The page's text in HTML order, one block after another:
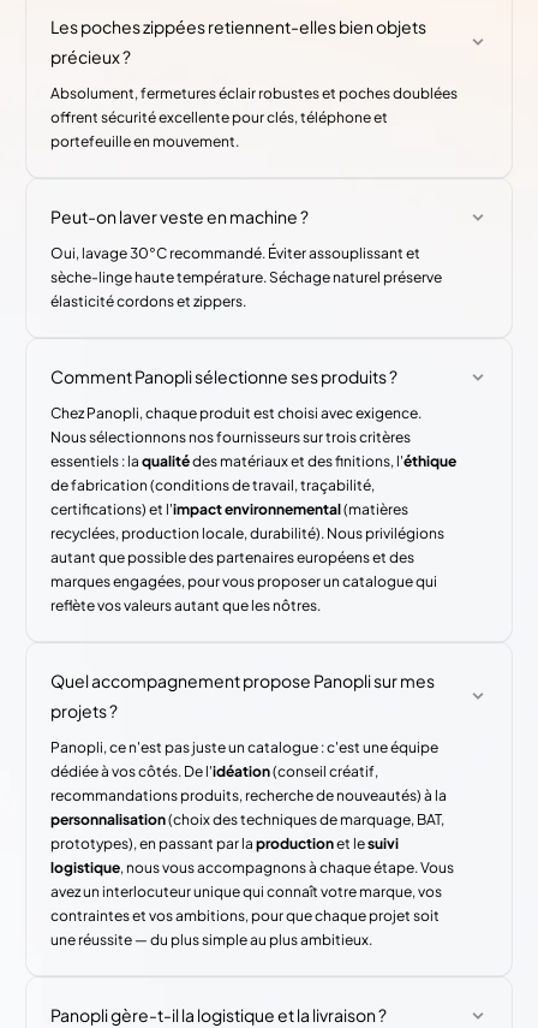
Les poches zippées retiennent-elles bien objets
précieux ?
Absolument, fermetures éclair robustes et poches doublées
offrent sécurité excellente pour clés, téléphone et
portefeuille en mouvement.
Peut-on laver veste en machine ?
Oui, lavage 30°C recommandé. Éviter assouplissant et
sèche-linge haute température. Séchage naturel préserve
élasticité cordons et zippers.
Comment Panopli sélectionne ses produits ?
Chez Panopli, chaque produit est choisi avec exigence.
Nous sélectionnons nos fournisseurs sur trois critères
essentiels : laqualitédes matériaux et des finitions, l'éthique
de fabrication (conditions de travail, traçabilité,
certifications) et l'impact environnemental(matières
recyclées, production locale, durabilité). Nous privilégions
autant que possible des partenaires européens et des
marques engagées, pour vous proposer un catalogue qui
reflète vos valeurs autant que les nôtres.
Quel accompagnement propose Panopli sur mes
projets ?
Panopli, ce n'est pas juste un catalogue : c'est une équipe
dédiée à vos côtés. De l'idéation(conseil créatif,
recommandations produits, recherche de nouveautés) à la
personnalisation(choix des techniques de marquage, BAT,
prototypes), en passant par laproductionet lesuivi
logistique, nous vous accompagnons à chaque étape. Vous
avez un interlocuteur unique qui connaît votre marque, vos
contraintes et vos ambitions, pour que chaque projet soit
une réussite — du plus simple au plus ambitieux.
Panopli gère-t-il la logistique et la livraison ?